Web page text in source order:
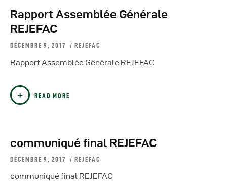
Réunions Réseaux
CEFDHAC
Autres Publications
Rapport Assemblée Générale
REJEFAC
DÉCEMBRE 9, 2017 REJEFAC
Rapport Assemblée Générale REJEFAC
READ MORE
communiqué final REJEFAC
DÉCEMBRE 9, 2017 REJEFAC
communiqué final REJEFAC